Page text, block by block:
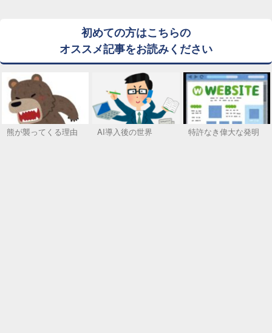
初めての方はこちらの
オススメ記事をお読みください
熊が襲ってくる理由 AI導入後の世界 特許なき偉大な発明